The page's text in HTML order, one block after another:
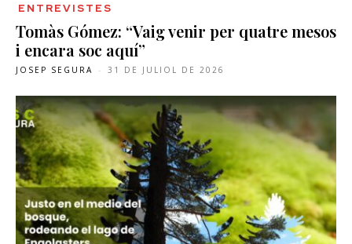
ENTREVISTES
Tomàs Gómez: “Vaig venir per quatre mesos
i encara soc aquí”
JOSEP SEGURA - 31 DE JULIOL DE 2026